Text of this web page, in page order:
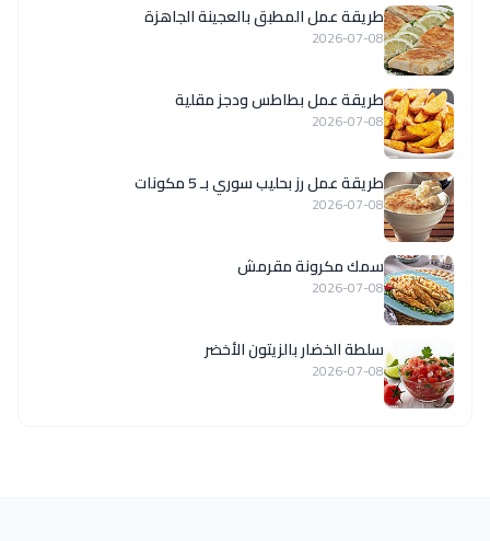
طريقة عمل المطبق بالعجينة الجاهزة
2026-07-08
طريقة عمل بطاطس ودجز مقلية
2026-07-08
طريقة عمل رز بحليب سوري بـ 5 مكونات
2026-07-08
سمك مكرونة مقرمش
2026-07-08
سلطة الخضار بالزيتون الأخضر
2026-07-08